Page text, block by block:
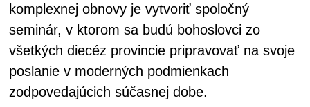
komplexnej obnovy je vytvoriť spoločný
seminár, v ktorom sa budú bohoslovci zo
všetkých diecéz provincie pripravovať na svoje
poslanie v moderných podmienkach
zodpovedajúcich súčasnej dobe.